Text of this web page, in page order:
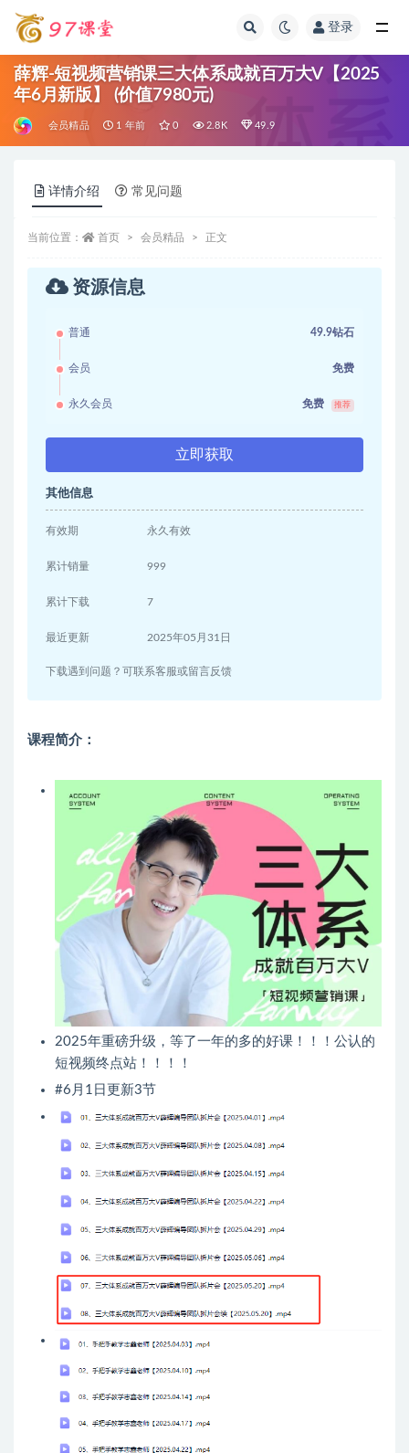
登录
薛辉-短视频营销课三大体系成就百万大V【2025
年6月新版】 (价值7980元)
会员精品 1 年前 0 2.8K 49.9
详情介绍 常见问题
当前位置： 首页 会员精品 正文
资源信息
普通 49.9钻石
会员 免费
永久会员 免费 推荐
立即获取
其他信息
有效期 永久有效
累计销量 999
累计下载 7
最近更新 2025年05月31日
下载遇到问题？可联系客服或留言反馈
课程简介：
2025年重磅升级，等了一年的多的好课！！！公认的
短视频终点站！！！！
#6月1日更新3节